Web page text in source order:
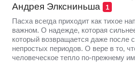
Андрея Элксниньша
1
Пасха всегда приходит как тихое
важном. О надежде, которая
который возвращается даже после
непростых периодов. О вере в то,
человеческое тепло по-прежнему